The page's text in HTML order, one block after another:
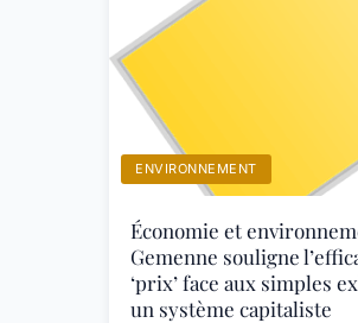
ENVIRONNEMENT
Économie et
Gemenne souligne
‘prix’ face aux simples
un système capitaliste